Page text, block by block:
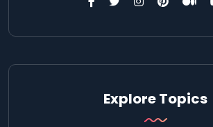
Explore Topics